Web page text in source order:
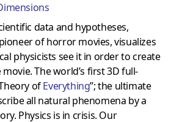
data and hypotheses,
of horror movies, visualizes
physicists see it in order to create
The world’s first 3D full-
ofEverything”; the ultimate
all natural phenomena by a
Physics is in crisis. Our